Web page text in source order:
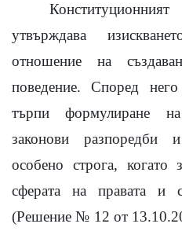
утвърждава
отношение на
поведение. Според
търпи формулиране
законови разпоредби
особено строга, когато
сферата на правата и
(Решение № 12 от